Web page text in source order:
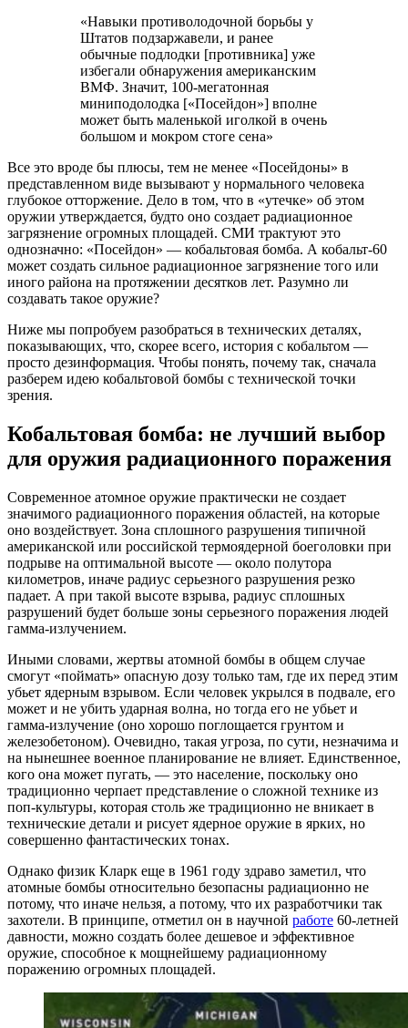
«Навыки противолодочной борьбы у
Штатов подзаржавели, и ранее
обычные подлодки [противника] уже
избегали обнаружения американским
ВМФ. Значит, 100-мегатонная
миниподолодка [«Посейдон»] вполне
может быть маленькой иголкой в очень
большом и мокром стоге сена»
Все это вроде бы плюсы, тем не менее «Посейдоны» в
представленном виде вызывают у нормального человека
глубокое отторжение. Дело в том, что в «утечке» об этом
оружии утверждается, будто оно создает радиационное
загрязнение огромных площадей. СМИ трактуют это
однозначно: «Посейдон» — кобальтовая бомба. А кобальт-60
может создать сильное радиационное загрязнение того или
иного района на протяжении десятков лет. Разумно ли
создавать такое оружие?
Ниже мы попробуем разобраться в технических деталях,
показывающих, что, скорее всего, история с кобальтом —
просто дезинформация. Чтобы понять, почему так, сначала
разберем идею кобальтовой бомбы с технической точки
зрения.
Кобальтовая бомба: не лучший выбор
для оружия радиационного поражения
Современное атомное оружие практически не создает
значимого радиационного поражения областей, на которые
оно воздействует. Зона сплошного разрушения типичной
американской или российской термоядерной боеголовки при
подрыве на оптимальной высоте — около полутора
километров, иначе радиус серьезного разрушения резко
падает. А при такой высоте взрыва, радиус сплошных
разрушений будет больше зоны серьезного поражения людей
гамма-излучением.
Иными словами, жертвы атомной бомбы в общем случае
смогут «поймать» опасную дозу только там, где их перед этим
убьет ядерным взрывом. Если человек укрылся в подвале, его
может и не убить ударная волна, но тогда его не убьет и
гамма-излучение (оно хорошо поглощается грунтом и
железобетоном). Очевидно, такая угроза, по сути, незначима и
на нынешнее военное планирование не влияет. Единственное,
кого она может пугать, — это население, поскольку оно
традиционно черпает представление о сложной технике из
поп-культуры, которая столь же традиционно не вникает в
технические детали и рисует ядерное оружие в ярких, но
совершенно фантастических тонах.
Однако физик Кларк еще в 1961 году здраво заметил, что
атомные бомбы относительно безопасны радиационно не
потому, что иначе нельзя, а потому, что их разработчики так
захотели. В принципе, отметил он в научной работе 60-летней
давности, можно создать более дешевое и эффективное
оружие, способное к мощнейшему радиационному
поражению огромных площадей.